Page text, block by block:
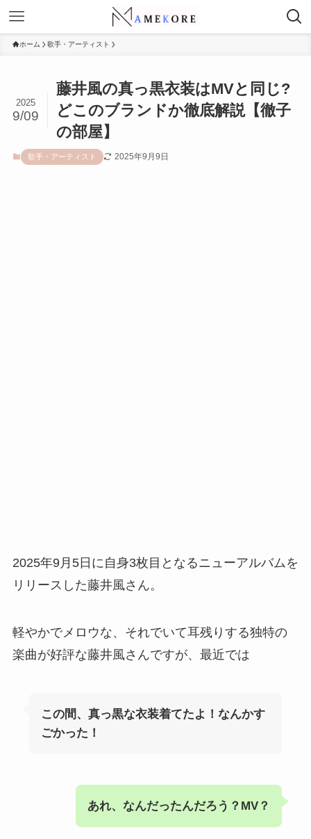
ホーム 歌手・アーティスト
藤井風の真っ黒衣装はMVと同じ?
どこのブランドか徹底解説【徹子
の部屋】
2025
9/09
歌手・アーティスト 2025年9月9日
2025年9月5日に自身3枚目となるニューアルバムを
リリースした藤井風さん。
軽やかでメロウな、それでいて耳残りする独特の
楽曲が好評な藤井風さんですが、最近では
この間、真っ黒な衣装着てたよ！なんかす
ごかった！
あれ、なんだったんだろう？MV？